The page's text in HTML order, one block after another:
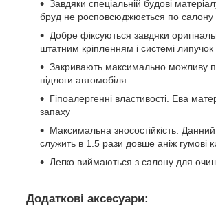
Завдяки спеціальній будові
бруд не росповсюджюється по салону
Добре фіксуються завдяки
штатним кріпленням і системі липучок
Закривають максимально можливу
підлоги автомобіля
Гіпоалергенні властивості. Ева
запаху
Максимальна зносостійкість.
служить в 1.5 рази довше аніж гумові
Легко виймаються з салону для
Додаткові аксесуари: